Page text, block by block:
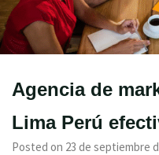
Agencia de
Lima Perú
Posted on 23 de septiembre